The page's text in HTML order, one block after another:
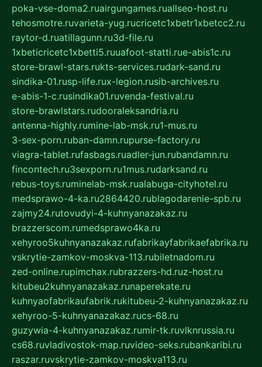
poka-vse-doma2.ruairgungames.ruallseo-host.ru
tehosmotre.ruvarieta-yug.rucricetc1xbetr1xbetcc2.ru
raytor-d.ruatillagunn.ru3d-file.ru
1xbeticricetc1xbetti5.ruuafoot-statti.rue-abis1c.ru
store-brawl-stars.rukts-services.rudark-sand.ru
sindika-01.rusp-life.rux-legion.rusib-archives.ru
e-abis-1-c.rusindika01.ruvenda-festival.ru
store-brawlstars.rudooraleksandria.ru
antenna-highly.rumine-lab-msk.ru1-mus.ru
3-sex-porn.ruban-damn.rupurse-factory.ru
viagra-tablet.rufasbags.ruadler-jun.rubandamn.ru
fincontech.ru3sexporn.ru1mus.rudarksand.ru
rebus-toys.ruminelab-msk.rualabuga-cityhotel.ru
medsprawo-4-ka.ru2864420.rublagodarenie-spb.ru
zajmy24.rutovudyi-4-kuhnyanazakaz.ru
brazzerscom.rumedsprawo4ka.ru
xehyroo5kuhnyanazakaz.rufabrikayfabrikaefabrika.ru
vskrytie-zamkov-moskva-113.rubiletnadom.ru
zed-online.rupimchax.rubrazzers-hd.ruz-host.ru
kitubeu2kuhnyanazakaz.runaperekate.ru
kuhnyaofabrikaufabrik.rukitubeu-2-kuhnyanazakaz.ru
xehyroo-5-kuhnyanazakaz.rucs-68.ru
guzywia-4-kuhnyanazakaz.rumir-tk.ruvlknrussia.ru
cs68.ruvladivostok-map.ruvideo-seks.rubankaribi.ru
raszar.ruvskrytie-zamkov-moskva113.ru